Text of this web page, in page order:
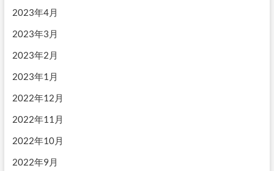
2023年4月
2023年3月
2023年2月
2023年1月
2022年12月
2022年11月
2022年10月
2022年9月